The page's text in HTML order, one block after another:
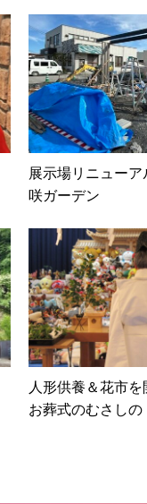
展示場リニュー
咲ガーデン
人形供養＆花市
お葬式のむさしの